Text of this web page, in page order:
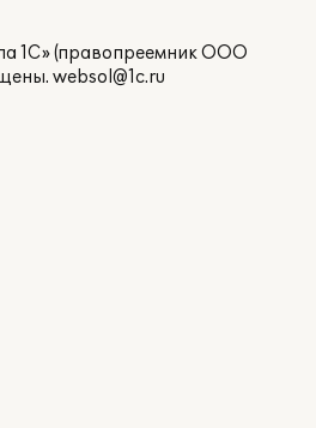
1С» (правопреемник ООО
websol@1c.ru